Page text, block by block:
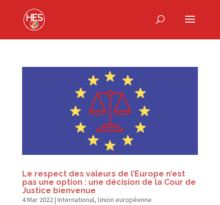
Le respect des valeurs de l’Europe n’est
pas une option : une décision de la Cour de
Justice bienvenue
4 Mar 2022| International, Union européenne